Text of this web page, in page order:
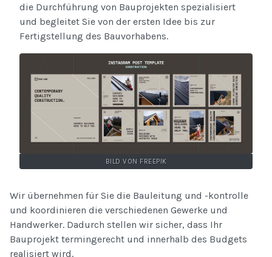
die Durchführung von Bauprojekten spezialisiert
und begleitet Sie von der ersten Idee bis zur
Fertigstellung des Bauvorhabens.
BILD VON FREEPIK
Wir übernehmen für Sie die Bauleitung und -kontrolle
und koordinieren die verschiedenen Gewerke und
Handwerker. Dadurch stellen wir sicher, dass Ihr
Bauprojekt termingerecht und innerhalb des Budgets
realisiert wird.